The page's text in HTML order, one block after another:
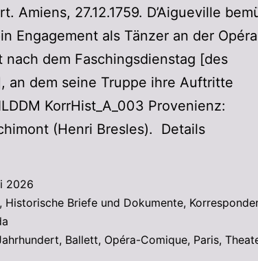
Amiens, 27.12.1759. D’Aigueville
Engagement als Tänzer an der
dem Faschingsdienstag [des
an dem seine Truppe ihre Auftritte
KorrHist_A_003 Provenienz:
(Henri Bresles). Details
2026
, Historische Briefe und Dokumente,
, Ballett, Opéra-Comique, Paris,